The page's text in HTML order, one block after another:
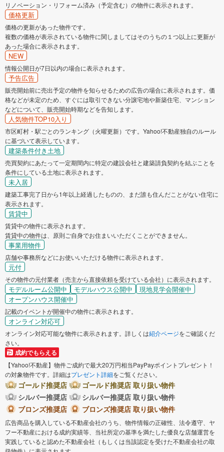
リノベーション・リフォーム済み（予定含む）の物件に表示されます。
価格更新
価格の更新があった物件です。
複数の価格が表示されている物件に関しましてはそのうちの１つ以上に更新が
あった場合に表示されます。
NEW
情報公開日が7日以内の場合に表示されます。
予告広告
販売開始前に売出予定の物件を知らせるための広告の場合に表示されます。価
格などが未定のため、すぐには取引できない分譲宅地や新築住宅、マンション
などについて、販売開始時期などを告知します。
人気物件TOP10入り
市区町村・駅ごとのランキング（火曜更新）です。Yahoo!不動産独自のルール
に基づいて表示しています。
建築条件付き土地
売買契約にあたって一定期間内に特定の建設会社と建築請負契約を結ぶことを
条件にしている土地に表示されます。
未入居
建築工事完了日から1年以上経過したものの、まだ誰も住んだことがない住宅に
表示されます。
賃貸中
賃貸中の物件に表示されます。
賃貸中の物件は、原則ご自身でお住まいいただくことができません。
事業用物件
店舗や事務所などにお使いいただける物件に表示されます。
元付
その物件の元付業者（売主から直接依頼を受けている会社）に表示されます。
モデルルーム公開中 モデルハウス公開中
現地見学会開催中
オープンハウス開催中
記載のイベントが開催中の物件に表示されます。
オンライン対応可
オンライン対応可能な物件に表示されます。詳しくは紹介ページをご確認くだ
さい。
成約でもらえる
【Yahoo!不動産】物件ご成約で最大20万円相当PayPayポイントプレゼント！
の対象物件です。詳細はプレゼント詳細をご覧ください。
ゴールド推奨店
ゴールド推奨店 取り扱い物件
シルバー推奨店
シルバー推奨店 取り扱い物件
ブロンズ推奨店
ブロンズ推奨店 取り扱い物件
広告商品を購入している不動産会社のうち、物件情報の正確性、法令遵守、ヤ
フー不動産における成約実績等、当社所定の基準を満たした優良な店舗運営を
実践していると認めた不動産会社（もしくは当該認定を受けた不動産会社の取